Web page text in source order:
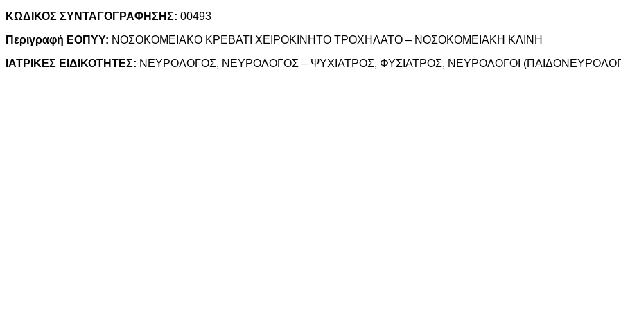
ΚΩΔΙΚΟΣ ΣΥΝΤΑΓΟΓΡΑΦΗΣΗΣ: 00493
Περιγραφή ΕΟΠΥΥ: ΝΟΣΟΚΟΜΕΙΑΚΟ ΚΡΕΒΑΤΙ ΧΕΙΡΟΚΙΝΗΤΟ ΤΡΟΧΗΛΑΤΟ – ΝΟΣΟΚΟMΕΙΑΚΗ ΚΛΙΝΗ
ΙΑΤΡΙΚΕΣ ΕΙΔΙΚΟΤΗΤΕΣ: ΝΕΥΡΟΛΟΓΟΣ, ΝΕΥΡΟΛΟΓΟΣ – ΨΥΧΙΑΤΡΟΣ, ΦΥΣΙΑΤΡΟΣ, ΝΕΥΡΟΛΟΓΟΙ